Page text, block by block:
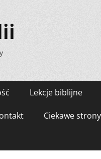
Lekcje biblijne
Ciekawe strony